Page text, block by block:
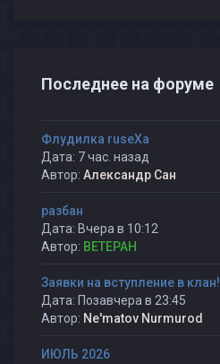
Последнее на форуме
Флудилка ruseXа
Дата: 7 час. назад
Автор: Александр Сан
разбан
Дата: Вчера в 10:12
Автор: BETEPAH
Заявки на вступление в клан!
Дата: Позавчера в 23:45
Автор: Ne'matov Nurmurod
ИЮЛЬ 2026